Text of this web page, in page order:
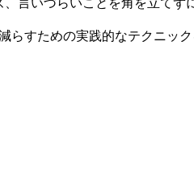
言いづらいことを角を立てず
すための実践的なテクニック